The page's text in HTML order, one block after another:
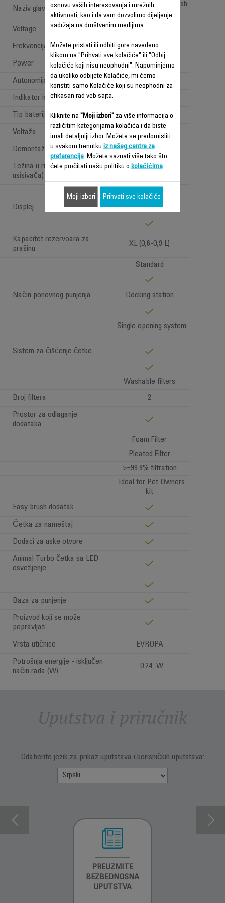
Naziv glave za usisavanje
All types of floor brush
Voltage 100-240 V
Frekvencija 50-60 Hz
Power Power < 1 W
Autonomija Jako dugo (>=1h)
Indikator isticanja vremena
Tip baterije Lithium ion
Voltaža 32.4V
Demontažna baterija
Težina u ruci (težina ručnog
usisivača)
Standard >1,6kg
Displej
LED
Kapacitet rezervoara za
prašinu
XL (0,6-0,9 L)
Standard
Način ponovnog punjenja Docking station
Single opening system
Sistem za čišćenje četke
Washable filters
Broj filtera
2
Prostor za odlaganje
dodataka
Foam Filter
Pleated Filter
>=99.9% filtration
Ideal for Pet Owners
kit
Easy brush dodatak
Četka za nameštaj
Dodaci za uske otvore
Animal Turbo četka sa LED
osvetljenje
Baza za punjenje
Proizvod koji se može
popravljati
Vrsta utičnice EVROPA
Potrošnja energije - isključen
način rada (W)
0.24 W
Uputstva i priručnik
Odaberite jezik za prikaz uputstava i korisničkih uputstava:
PREUZMITE
BEZBEDNOSNA
UPUTSTVA
osnovu vaših interesovanja i mrežnih
aktivnosti, kao i da vam dozvolimo dijeljenje
sadržaja na društvenim medijima.
Možete pristati ili odbiti gore navedeno
klikom na "Prihvati sve kolačiće" ili "Odbij
kolačiće koji nisu neophodni". Napominjemo
da ukoliko odbijete Kolačiće, mi ćemo
koristiti samo Kolačiće koji su neophodni za
efikasan rad veb sajta.
Kliknite na "Moji izbori"za više informacija o
različitim kategorijama kolačića i da biste
imali detaljniji izbor. Možete se predomisliti
u svakom trenutku iz našeg centra za
preferencije. Možete saznati više tako što
ćete pročitati našu politiku o kolačićima.
Moji izbori Prihvati sve kolačiće